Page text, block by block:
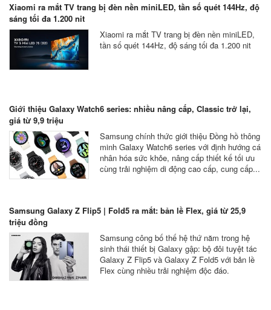
Xiaomi ra mắt TV trang bị đèn nền miniLED, tần số quét 144Hz, độ
sáng tối đa 1.200 nit
Xiaomi ra mắt TV trang bị đèn nền miniLED,
tần số quét 144Hz, độ sáng tối đa 1.200 nit
Giới thiệu Galaxy Watch6 series: nhiều nâng cấp, Classic trở lại,
giá từ 9,9 triệu
Samsung chính thức giới thiệu Đồng hồ thông
minh Galaxy Watch6 series với định hướng cá
nhân hóa sức khỏe, nâng cấp thiết kế tối ưu
cùng trải nghiệm di động cao cấp, cung cấp...
Samsung Galaxy Z Flip5 | Fold5 ra mắt: bản lề Flex, giá từ 25,9
triệu đồng
Samsung công bố thế hệ thứ năm trong hệ
sinh thái thiết bị Galaxy gập: bộ đôi tuyệt tác
Galaxy Z Flip5 và Galaxy Z Fold5 với bản lề
Flex cùng nhiều trải nghiệm độc đáo.